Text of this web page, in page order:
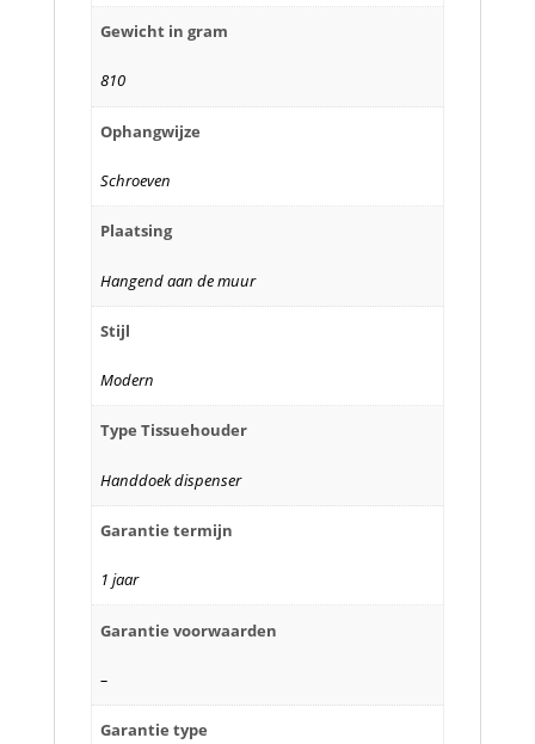
Gewicht in gram
810
Ophangwijze
Schroeven
Plaatsing
Hangend aan de muur
Stijl
Modern
Type Tissuehouder
Handdoek dispenser
Garantie termijn
1 jaar
Garantie voorwaarden
–
Garantie type